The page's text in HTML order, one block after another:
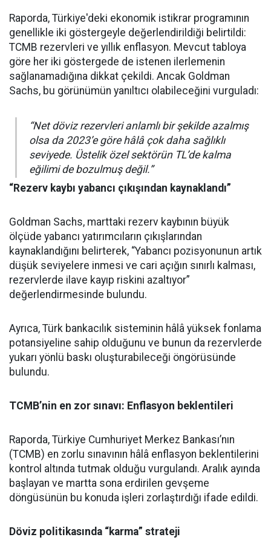
Raporda, Türkiye'deki ekonomik istikrar programının
genellikle iki göstergeyle değerlendirildiği belirtildi:
TCMB rezervleri ve yıllık enflasyon. Mevcut tabloya
göre her iki göstergede de istenen ilerlemenin
sağlanamadığına dikkat çekildi. Ancak Goldman
Sachs, bu görünümün yanıltıcı olabileceğini vurguladı:
“Net döviz rezervleri anlamlı bir şekilde azalmış
olsa da 2023’e göre hâlâ çok daha sağlıklı
seviyede. Üstelik özel sektörün TL’de kalma
eğilimi de bozulmuş değil.”
“Rezerv kaybı yabancı çıkışından kaynaklandı”
Goldman Sachs, marttaki rezerv kaybının büyük
ölçüde yabancı yatırımcıların çıkışlarından
kaynaklandığını belirterek, “Yabancı pozisyonunun artık
düşük seviyelere inmesi ve cari açığın sınırlı kalması,
rezervlerde ilave kayıp riskini azaltıyor”
değerlendirmesinde bulundu.
Ayrıca, Türk bankacılık sisteminin hâlâ yüksek fonlama
potansiyeline sahip olduğunu ve bunun da rezervlerde
yukarı yönlü baskı oluşturabileceği öngörüsünde
bulundu.
TCMB’nin en zor sınavı: Enflasyon beklentileri
Raporda, Türkiye Cumhuriyet Merkez Bankası’nın
(TCMB) en zorlu sınavının hâlâ enflasyon beklentilerini
kontrol altında tutmak olduğu vurgulandı. Aralık ayında
başlayan ve martta sona erdirilen gevşeme
döngüsünün bu konuda işleri zorlaştırdığı ifade edildi.
Döviz politikasında “karma” strateji